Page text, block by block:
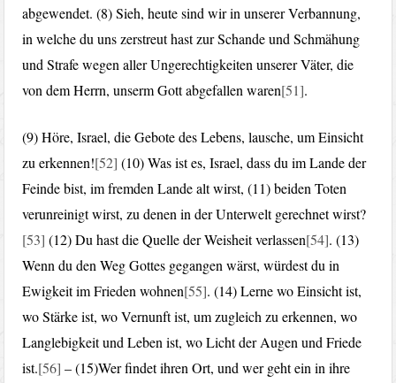
abgewendet. (8) Sieh, heute sind wir in unserer Verbannung,
in welche du uns zerstreut hast zur Schande und Schmähung
und Strafe wegen aller Ungerechtigkeiten unserer Väter, die
von dem Herrn, unserm Gott abgefallen waren[51].
(9) Höre, Israel, die Gebote des Lebens, lausche, um Einsicht
zu erkennen![52] (10) Was ist es, Israel, dass du im Lande der
Feinde bist, im fremden Lande alt wirst, (11) beiden Toten
verunreinigt wirst, zu denen in der Unterwelt gerechnet wirst?
[53] (12) Du hast die Quelle der Weisheit verlassen[54]. (13)
Wenn du den Weg Gottes gegangen wärst, würdest du in
Ewigkeit im Frieden wohnen[55]. (14) Lerne wo Einsicht ist,
wo Stärke ist, wo Vernunft ist, um zugleich zu erkennen, wo
Langlebigkeit und Leben ist, wo Licht der Augen und Friede
ist.[56] – (15)Wer findet ihren Ort, und wer geht ein in ihre